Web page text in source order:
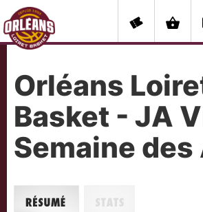
Orléans
Basket - JA
Semaine des